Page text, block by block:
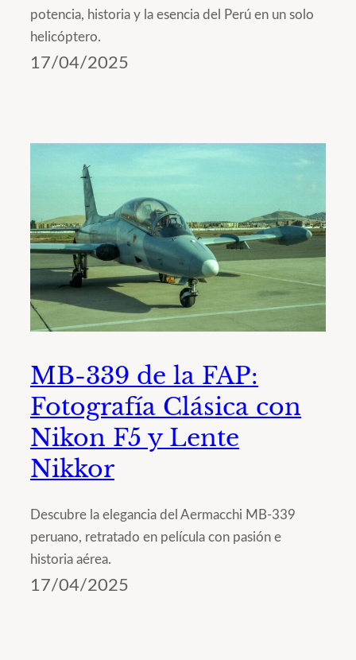
potencia, historia y la esencia del Perú en un solo
helicóptero.
17/04/2025
MB-339 de la FAP:
Fotografía Clásica con
Nikon F5 y Lente
Nikkor
Descubre la elegancia del Aermacchi MB-339
peruano, retratado en película con pasión e
historia aérea.
17/04/2025